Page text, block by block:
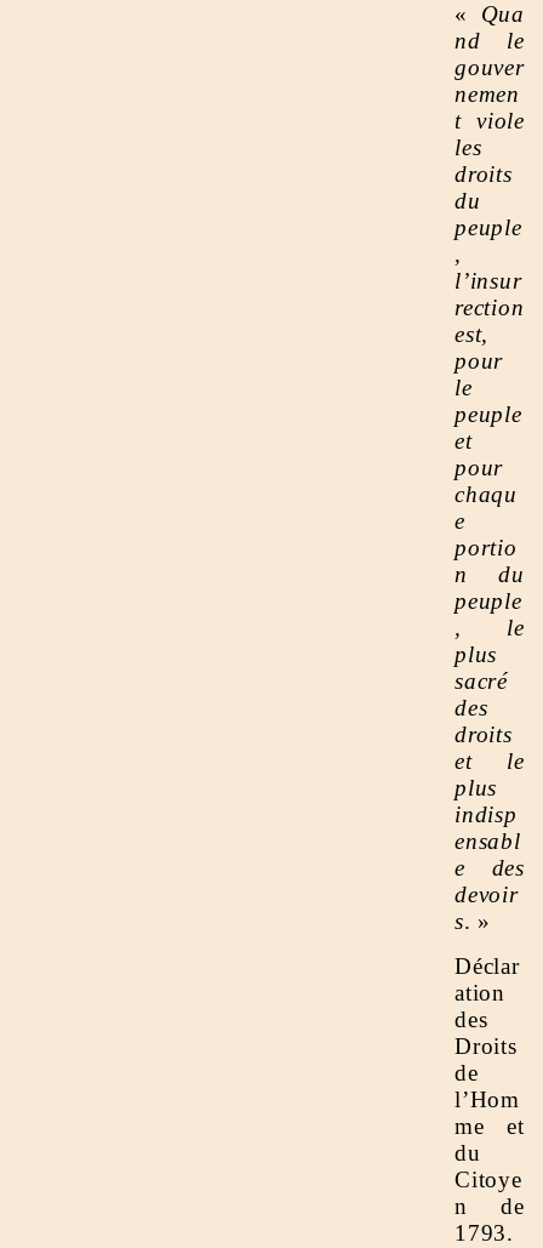
« Qua
nd le
gouver
nemen
t viole
les
droits
du
peuple
,
l’insur
rection
est,
pour
le
peuple
et
pour
chaqu
e
portio
n du
peuple
, le
plus
sacré
des
droits
et le
plus
indisp
ensabl
e des
devoir
s. »
Déclar
ation
des
Droits
de
l’Hom
me et
du
Citoye
n de
1793.